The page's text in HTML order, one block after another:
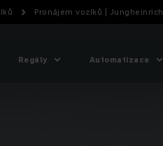
Pronájem vozíků | Jungheinrich
Regály Automatizace